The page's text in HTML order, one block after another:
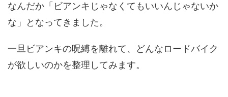
なんだか「ビアンキじゃなくてもいいんじゃないか
な」となってきました。
一旦ビアンキの呪縛を離れて、どんなロードバイク
が欲しいのかを整理してみます。